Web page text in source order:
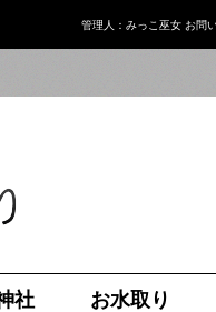
管理人：みっこ巫女 お問
社 お水取り